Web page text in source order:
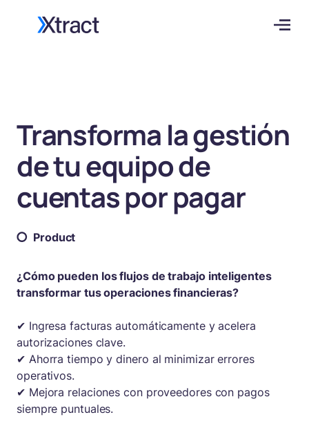
Transforma la gestión
de tu equipo de
cuentas por pagar
Product
¿Cómo pueden los flujos de trabajo inteligentes
transformar tus operaciones financieras?
✔ Ingresa facturas automáticamente y acelera
autorizaciones clave.
✔ Ahorra tiempo y dinero al minimizar errores
operativos.
✔ Mejora relaciones con proveedores con pagos
siempre puntuales.